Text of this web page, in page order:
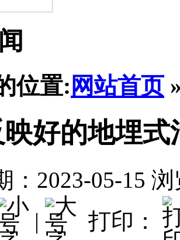
位置: 网站首页
好的地埋式
：2023-05-15 浏
| 打印：